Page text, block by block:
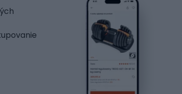
Svetlá na bicykli
Sedadlá pre bicykle
Zámky na bicykle
Batohy na bicykel
Časti bicyklov